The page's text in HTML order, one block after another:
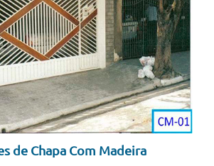
de Chapa Com Madeira